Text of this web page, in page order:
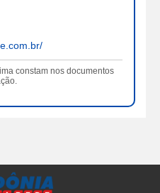
constam nos documentos